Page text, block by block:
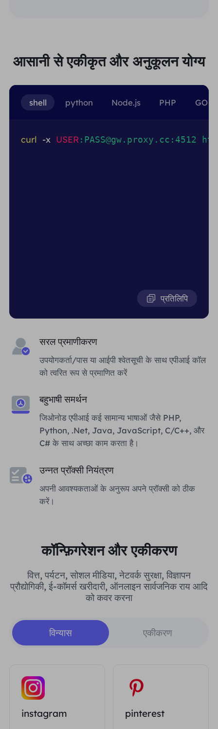
आसानी से एकीकृत और अनुकूलन योग्य
सरल प्रमाणीकरण
उपयोगकर्ता/पास या आईपी श्वेतसूची के साथ एपीआई कॉल
को त्वरित रूप से प्रमाणित करें
बहुभाषी समर्थन
जिओनोड एपीआई कई सामान्य भाषाओं जैसे PHP,
Python, .Net, Java, JavaScript, C/C++, और
C# के साथ अच्छा काम करता है।
उन्नत प्रॉक्सी नियंत्रण
अपनी आवश्यकताओं के अनुरूप अपने प्रॉक्सी को ठीक
करें।
shell python Node.js PHP GO
curl -x USER
प्रतिलिपि
कॉन्फ़िगरेशन और एकीकरण
वित्त, पर्यटन, सोशल मीडिया, नेटवर्क सुरक्षा, विज्ञापन
प्रौद्योगिकी, ई-कॉमर्स खरीदारी, ऑनलाइन सार्वजनिक राय आदि
को कवर करना
विन्यास एकीकरण
instagram pinterest